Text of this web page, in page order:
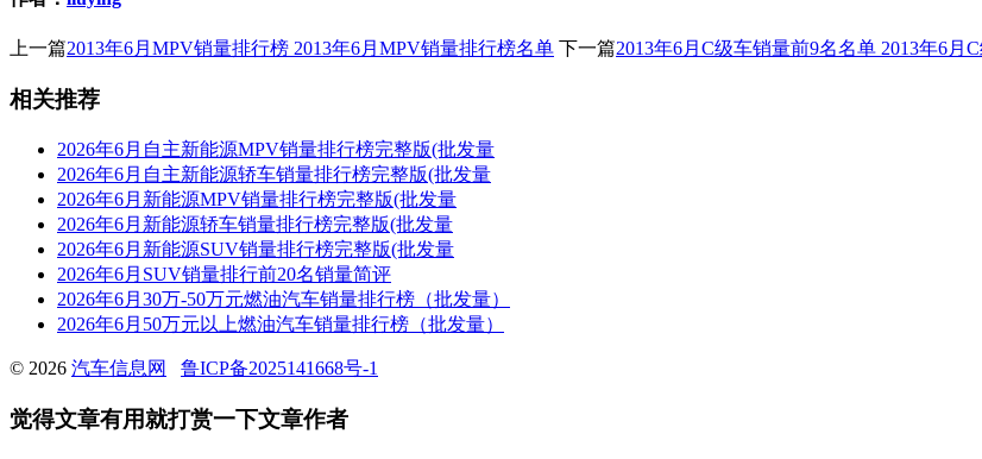
上一篇2013年6月MPV销量排行榜 2013年6月MPV销量排行榜名单 下一篇2013年6月C级车销量前9名名单 2013年6月
相关推荐
2026年6月自主新能源MPV销量排行榜完整版(批发量
2026年6月自主新能源轿车销量排行榜完整版(批发量
2026年6月新能源MPV销量排行榜完整版(批发量
2026年6月新能源轿车销量排行榜完整版(批发量
2026年6月新能源SUV销量排行榜完整版(批发量
2026年6月SUV销量排行前20名销量简评
2026年6月30万-50万元燃油汽车销量排行榜（批发量）
2026年6月50万元以上燃油汽车销量排行榜（批发量）
© 2026 汽车信息网 鲁ICP备2025141668号-1
觉得文章有用就打赏一下文章作者